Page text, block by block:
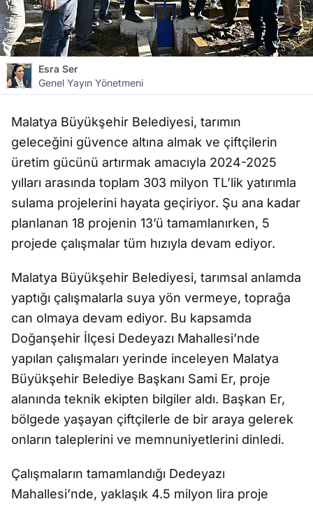
Esra Ser
Genel Yayın Yönetmeni
Malatya Büyükşehir Belediyesi, tarımın
geleceğini güvence altına almak ve çiftçilerin
üretim gücünü artırmak amacıyla 2024-2025
yılları arasında toplam 303 milyon TL’lik yatırımla
sulama projelerini hayata geçiriyor. Şu ana kadar
planlanan 18 projenin 13’ü tamamlanırken, 5
projede çalışmalar tüm hızıyla devam ediyor.
Malatya Büyükşehir Belediyesi, tarımsal anlamda
yaptığı çalışmalarla suya yön vermeye, toprağa
can olmaya devam ediyor. Bu kapsamda
Doğanşehir İlçesi Dedeyazı Mahallesi’nde
yapılan çalışmaları yerinde inceleyen Malatya
Büyükşehir Belediye Başkanı Sami Er, proje
alanında teknik ekipten bilgiler aldı. Başkan Er,
bölgede yaşayan çiftçilerle de bir araya gelerek
onların taleplerini ve memnuniyetlerini dinledi.
Çalışmaların tamamlandığı Dedeyazı
Mahallesi’nde, yaklaşık 4.5 milyon lira proje